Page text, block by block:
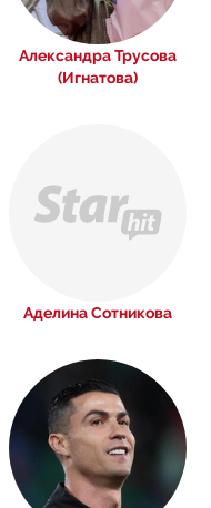
Александра Трусова
(Игнатова)
Аделина Сотникова